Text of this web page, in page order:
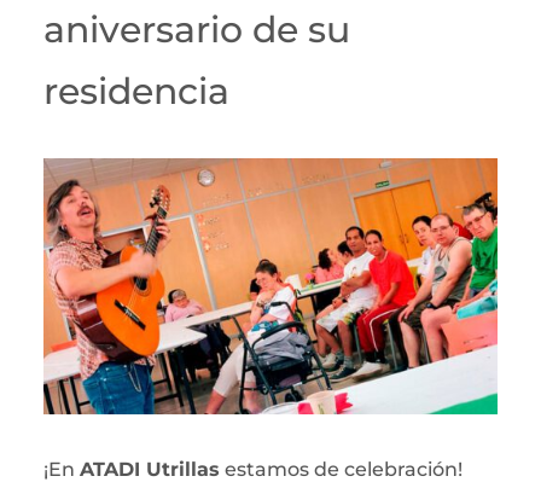
aniversario de su
residencia
¡En ATADI Utrillas estamos de celebración!